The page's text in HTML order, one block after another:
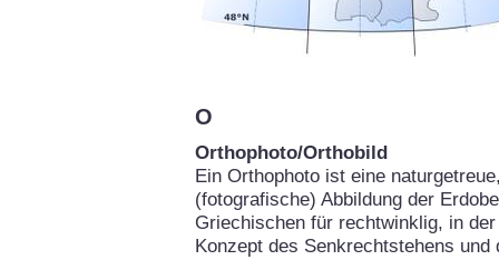
O
Orthophoto/Orthobild
Ein Orthophoto ist eine
(fotografische) Abbildung der
Griechischen für rechtwinklig, in
Konzept des Senkrechtstehens